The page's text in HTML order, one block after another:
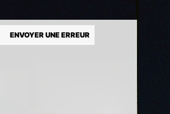
ENVOYER UNE ERREUR